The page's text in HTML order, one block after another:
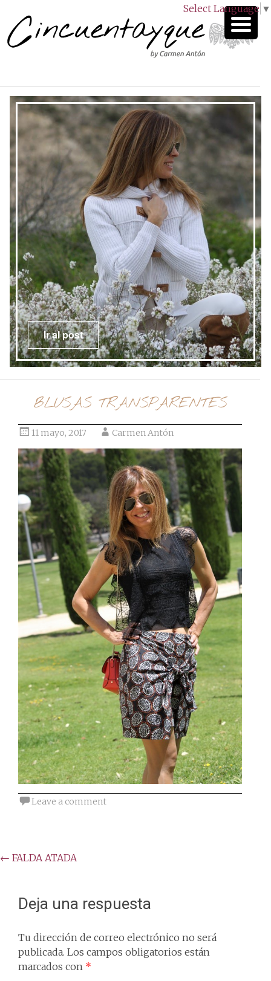
Select Language ▼
Ir al post
BLUSAS TRANSPARENTES
11 mayo, 2017 Carmen Antón
Leave a comment
Post
← FALDA ATADA
Deja una respuesta
Tu dirección de correo electrónico no será
publicada. Los campos obligatorios están
marcados con *